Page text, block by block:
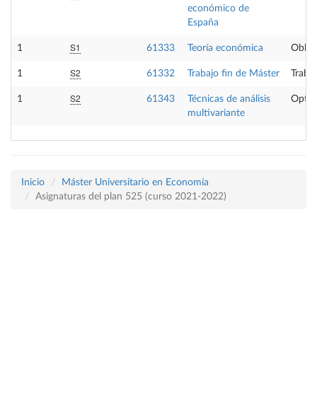
económico de
España
1 S1 61333 Teoría económica
1 S2 61332 Trabajo fin de Máster
1 S2 61343
Técnicas de análisis
multivariante
Inicio
Máster Universitario en Economía
Asignaturas del plan 525 (curso 2021-2022)